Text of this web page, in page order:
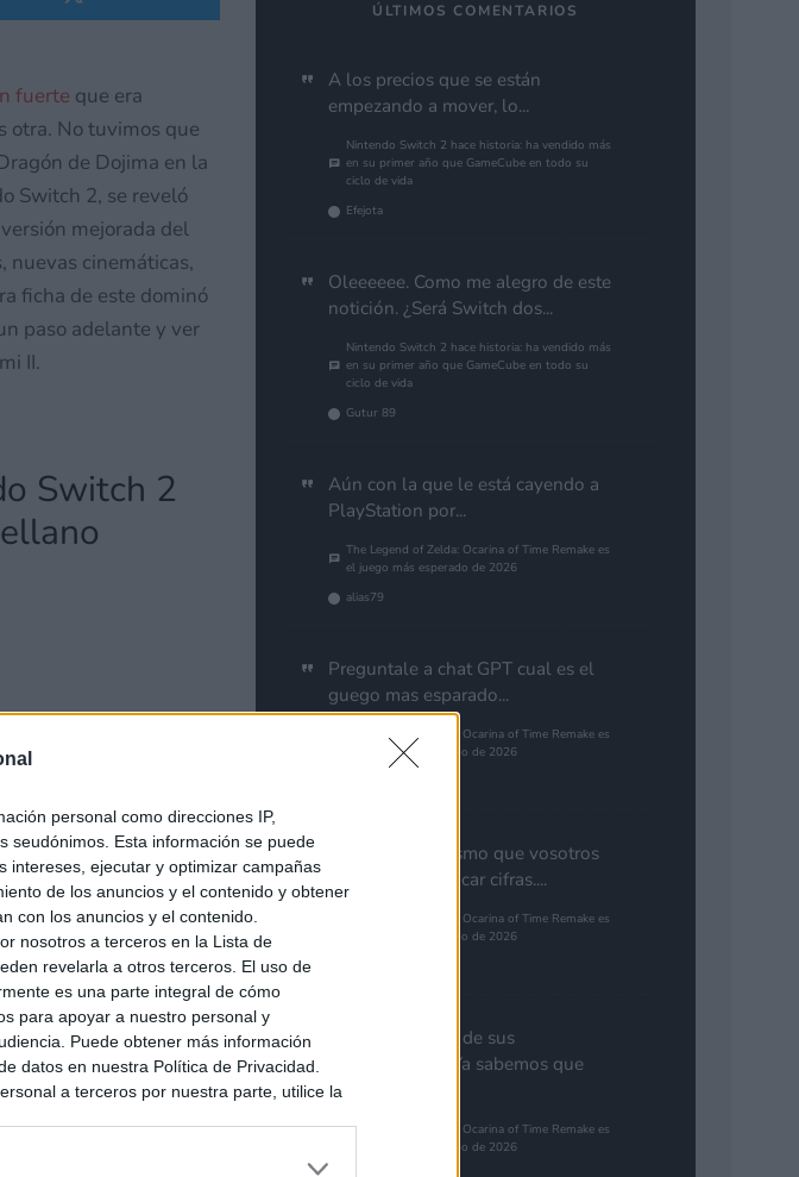
personal como direcciones IP,
seudónimos. Esta información se puede
intereses, ejecutar y optimizar campañas
de los anuncios y el contenido y obtener
con los anuncios y el contenido.
nosotros a terceros en la Lista de
revelarla a otros terceros. El uso de
es una parte integral de cómo
para apoyar a nuestro personal y
Puede obtener más información
datos en nuestra Política de Privacidad.
a terceros por nuestra parte, utilice la
por nosotros o en información personal
fuerte que era
otra. No tuvimos que
de Dojima en la
Switch 2, se reveló
mejorada del
nuevas cinemáticas,
ficha de este dominó
paso adelante y ver
II.
Switch 2
ÚLTIMOS COMENTARIOS
A los precios que se están
empezando a mover, lo...
Nintendo Switch 2 hace historia: ha vendido más
en su primer año que GameCube en todo su
ciclo de vida
Efejota
Oleeeeee. Como me alegro de este
notición. ¿Será Switch dos...
Nintendo Switch 2 hace historia: ha vendido más
en su primer año que GameCube en todo su
ciclo de vida
Gutur 89
Aún con la que le está cayendo a
PlayStation por...
The Legend of Zelda: Ocarina of Time Remake es
el juego más esperado de 2026
alias79
Preguntale a chat GPT cual es el
guego mas esparado...
The Legend of Zelda: Ocarina of Time Remake es
el juego más esperado de 2026
Yo pienso lo mismo que vosotros
de GTA. Cuantificar cifras....
The Legend of Zelda: Ocarina of Time Remake es
el juego más esperado de 2026
Nota aclaratoria de sus
responsables: "Ya sabemos que
GTA 6...
The Legend of Zelda: Ocarina of Time Remake es
el juego más esperado de 2026